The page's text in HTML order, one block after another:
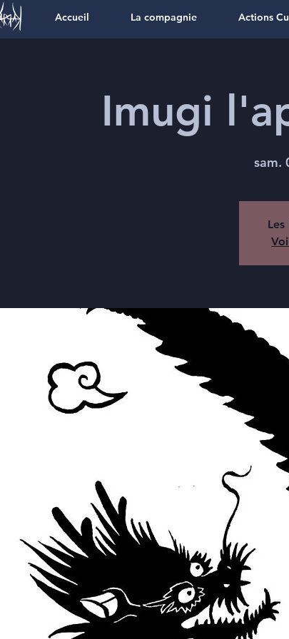
Imugi
sam.
Accueil La compagnie Actions